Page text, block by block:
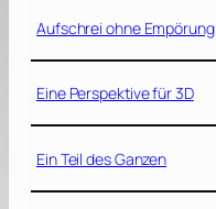
Aufschrei ohne Empörung
Eine Perspektive für 3D
Ein Teil des Ganzen